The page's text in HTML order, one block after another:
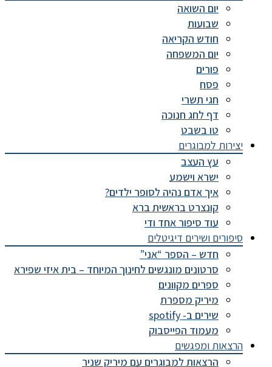
יום השואה
שבועות
חודש הקריאה
יום המשפחה
פורים
פסח
חגי תשרי
דף לחג חנוכה
טו בשבט
יצירות למבוגרים
עץ העצב
ישרא וישמע
איך אדם נהיה לסופר ילדים?
קונצרט בראשית ברא
עוד סיפור אחד ודי
סיפורים ושירים דיגיטלים
חדש – הספר “אני”
סרטונים מונגשים לחינוך המיוחד – בית איזי שפירא
ספרים מקוונים
מיריק מספרת
שירים ב- spotify
מעמוד הפייסבוק
הרצאות ומפגשים
הרצאות למבוגרים עם מיריק שניר